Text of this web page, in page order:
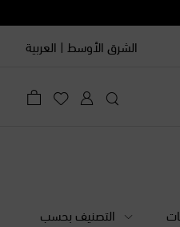
الشرق الأوسط | العربية
التصنيف بحسب